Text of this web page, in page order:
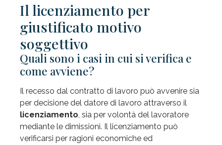
Il licenziamento per
giustificato motivo
soggettivo
Quali sono i casi in cui si verifica e
come avviene?
Il recesso dal contratto di lavoro può avvenire sia
per decisione del datore di lavoro attraverso il
licenziamento, sia per volontà del lavoratore
mediante le dimissioni. Il licenziamento può
verificarsi per ragioni economiche ed